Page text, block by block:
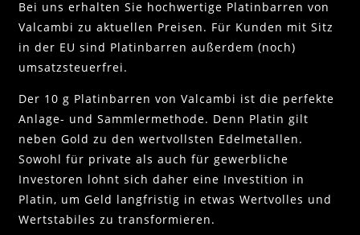
Bei uns erhalten Sie hochwertige Platinbarren von
Valcambi zu aktuellen Preisen. Für Kunden mit Sitz
in der EU sind Platinbarren außerdem (noch)
umsatzsteuerfrei.
Der 10 g Platinbarren von Valcambi ist die perfekte
Anlage- und Sammlermethode. Denn Platin gilt
neben Gold zu den wertvollsten Edelmetallen.
Sowohl für private als auch für gewerbliche
Investoren lohnt sich daher eine Investition in
Platin, um Geld langfristig in etwas Wertvolles und
Wertstabiles zu transformieren.